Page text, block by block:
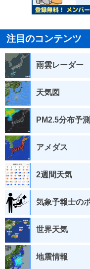
注目のコンテンツ
雨雲レーダー
天気図
PM2.5分布予測
アメダス
2週間天気
気象予報士の
世界天気
地震情報